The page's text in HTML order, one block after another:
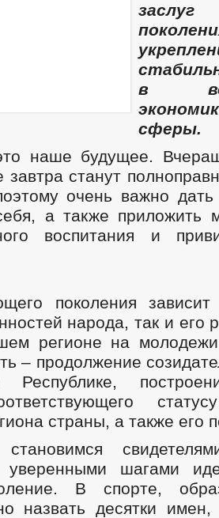
в
сферы.
наше будущее.
завтра станут
очень важно
а также приложить
воспитания и
поколения зависит
народа, так и его
регионе на
– продолжение
страны, а также его
шагами
В спорте,
назвать десятки